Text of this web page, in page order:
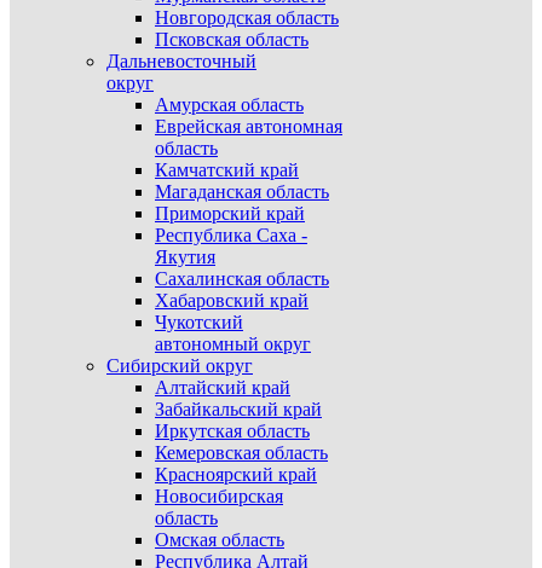
Новгородская область
Псковская область
Дальневосточный
округ
Амурская область
Еврейская автономная
область
Камчатский край
Магаданская область
Приморский край
Республика Саха -
Якутия
Сахалинская область
Хабаровский край
Чукотский
автономный округ
Сибирский округ
Алтайский край
Забайкальский край
Иркутская область
Кемеровская область
Красноярский край
Новосибирская
область
Омская область
Республика Алтай